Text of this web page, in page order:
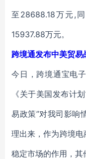
至28688.18万元,
15937.88万元。
跨境通发布中美贸易
今日，跨境通宝电
《关于美国发布计
易政策”对我司影响
理出来，作为跨境
稳定市场的作用，其